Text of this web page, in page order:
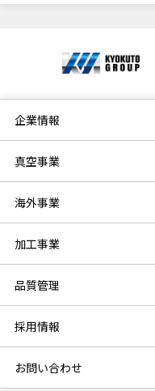
企業情報
真空事業
海外事業
加工事業
品質管理
採用情報
お問い合わせ